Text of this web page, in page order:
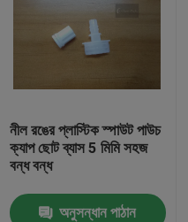
নীল রঙের প্লাস্টিক স্পাউট পাউচ
ক্যাপ ছোট ব্যাস 5 মিমি সহজ
বন্ধ বন্ধ
অনুসন্ধান পাঠান